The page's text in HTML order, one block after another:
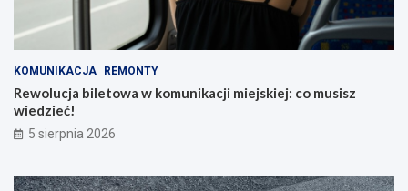
KOMUNIKACJA REMONTY
Rewolucja biletowa w komunikacji miejskiej: co musisz
wiedzieć!
5 sierpnia 2026